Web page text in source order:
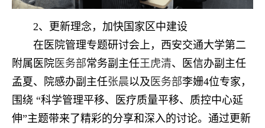
2、更新理念，加快国家区中建设
在医院管理专题研讨会上，西安交通大学第二
附属医院医务部常务副主任王虎清、医信办副主任
孟夏、院感办副主任张晨以及 医务部李姗4位专家，
围绕 “科学管理平移、医疗质量平移、质控中心延
伸”主题带来了精彩的分享和深入的讨论。通过更新